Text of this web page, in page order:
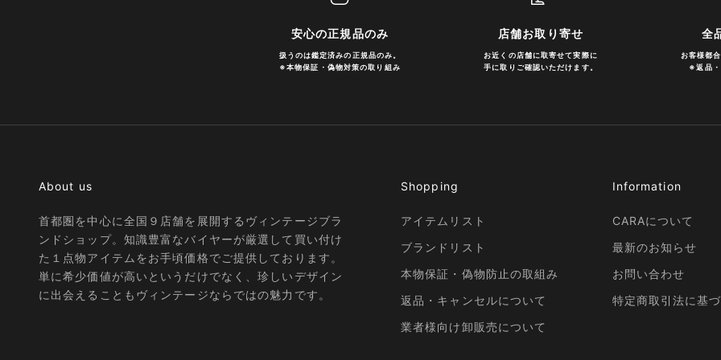
安心の正規品のみ
扱うのは鑑定済みの正規品のみ。
※本物保証・偽物対策の取り組み
店舗お取り寄せ
お近くの店舗に取寄せて実際に
手に取りご確認いただけます。
全
お客様都
※返品
About us
首都圏を中心に全国９店舗を展開するヴィンテージブラ
ンドショップ。知識豊富なバイヤーが厳選して買い付け
た１点物アイテムをお手頃価格でご提供しております。
単に希少価値が高いというだけでなく、珍しいデザイン
に出会えることもヴィンテージならではの魅力です。
Shopping
アイテムリスト
ブランドリスト
本物保証・偽物防止の取組み
返品・キャンセルについて
業者様向け卸販売について
Information
CARAについて
最新のお知らせ
お問い合わせ
特定商取引法に基